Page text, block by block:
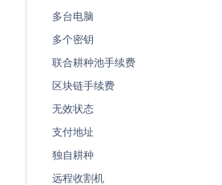
多台电脑
多个密钥
联合耕种池手续费
区块链手续费
无效状态
支付地址
独自耕种
远程收割机